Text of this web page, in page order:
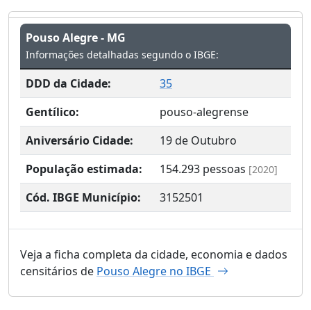
Pouso Alegre - MG
Informações detalhadas segundo o IBGE:
DDD da Cidade:
35
Gentílico:
pouso-alegrense
Aniversário Cidade:
19 de Outubro
População estimada:
154.293 pessoas [2020]
Cód. IBGE Município: 3152501
Veja a ficha completa da cidade, economia e dados
censitários de Pouso Alegre no IBGE